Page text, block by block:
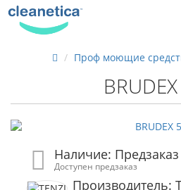
Проф моющие
Наличие: Предзаказ
Доступен предзаказ
Производитель: